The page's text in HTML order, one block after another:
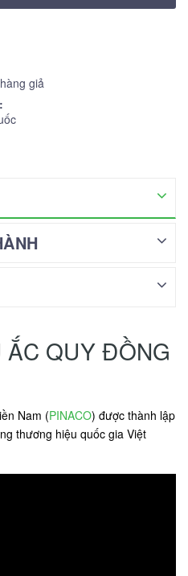
giả
QUY ĐỒNG
Nam (PINACO) được thành lập
thương hiệu quốc gia Việt